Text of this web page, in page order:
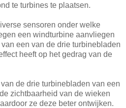
te turbines te plaatsen.
sensoren onder welke
een windturbine aanvliegen
een van de drie turbinebladen
heeft op het gedrag van de
de drie turbinebladen van een
zichtbaarheid van de wieken
ze deze beter ontwijken.